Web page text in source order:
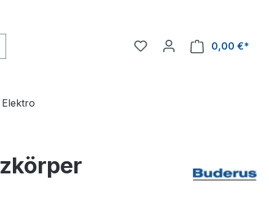
0,00 €*
Elektro